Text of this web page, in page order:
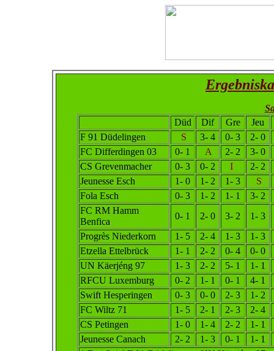
Düd
Dif Gre
Jeu
F 91 Düdelingen
S 3- 4 0- 3
2- 0
FC Differdingen 03
0- 1 A 2- 2
3- 0
CS Grevenmacher
0- 3 0- 2 I
2- 2
Jeunesse Esch
1- 0 1- 2 1- 3
S
Fola Esch
0- 3 1- 2 1- 1
3- 2
FC RM Hamm
Benfica
0- 1 2- 0 3- 2
1- 3
Progrès Niederkorn
1- 5 2- 4 1- 3
1- 3
Etzella Ettelbrück
1- 1 2- 2 0- 4
0- 0
UN Käerjéng 97
1- 3 2- 2 5- 1
1- 1
RFCU Luxemburg
0- 2 1- 1 0- 1
4- 1
Swift Hesperingen
0- 3 0- 0 2- 3
1- 2
FC Wiltz 71
1- 5 2- 1 2- 3
2- 4
CS Petingen
1- 0 1- 4 2- 2
1- 1
Jeunesse Canach
2- 2 1- 3 0- 1
1- 1